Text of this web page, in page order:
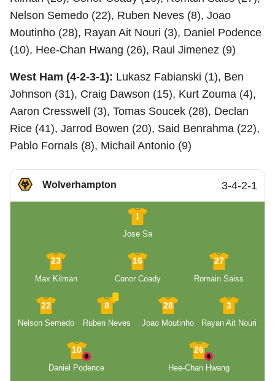
Nelson Semedo (22), Ruben Neves (8), Joao
Moutinho (28), Rayan Ait Nouri (3), Daniel Podence
(10), Hee-Chan Hwang (26), Raul Jimenez (9)
West Ham (4-2-3-1): Lukasz Fabianski (1), Ben
Johnson (31), Craig Dawson (15), Kurt Zouma (4),
Aaron Cresswell (3), Tomas Soucek (28), Declan
Rice (41), Jarrod Bowen (20), Said Benrahma (22),
Pablo Fornals (8), Michail Antonio (9)
Wolverhampton 3-4-2-1
1
Jose Sa
23
Max Kilman
16
Conor Coady
27
Romain Saiss
22
Nelson Semedo
8
Ruben Neves
28
Joao Moutinho
3
Rayan Ait Nouri
10
Daniel Podence
26
Hee-Chan Hwang